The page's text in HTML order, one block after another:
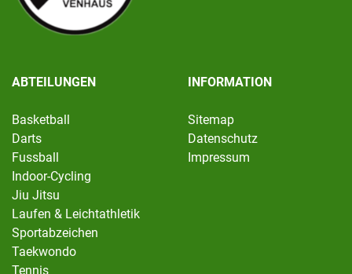
ABTEILUNGEN
Basketball
Darts
Fussball
Indoor-Cycling
Jiu Jitsu
Laufen & Leichtathletik
Sportabzeichen
Taekwondo
Tennis
INFORMATION
Sitemap
Datenschutz
Impressum